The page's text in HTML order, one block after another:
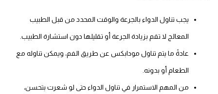
يجب تناول الدواء بالجرعة والوقت المحدد من قبل الطبيب
المعالج لا تقم بزيادة الجرعة أو تقليلها دون استشارة الطبيب.
عادةً ما يتم تناول مودابكس عن طريق الفم، ويمكن تناوله مع
الطعام أو بدونه.
من المهم الاستمرار في تناول الدواء حتى لو شعرت بتحسن،